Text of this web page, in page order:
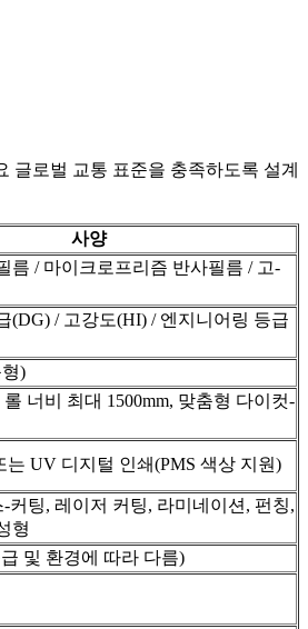
글로벌 교통 표준을 충족하도록 설계
사양
름 / 마이크로프리즘 반사필름 / 고-
(DG) / 고강도(HI) / 엔지니어링 등급
)
너비 최대 1500mm, 맞춤형 다이컷-
는 UV 디지털 인쇄(PMS 색상 지원)
커팅, 레이저 커팅, 라미네이션, 펀칭,
형
및 환경에 따라 다름)